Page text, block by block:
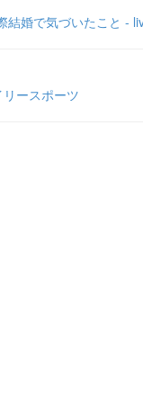
結婚で気づいたこと -
ースポーツ